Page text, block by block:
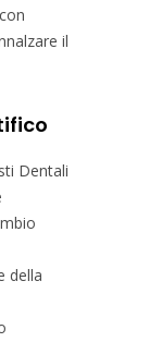
il
Dentali
della